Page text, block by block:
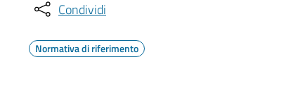
Condividi
Normativa di riferimento